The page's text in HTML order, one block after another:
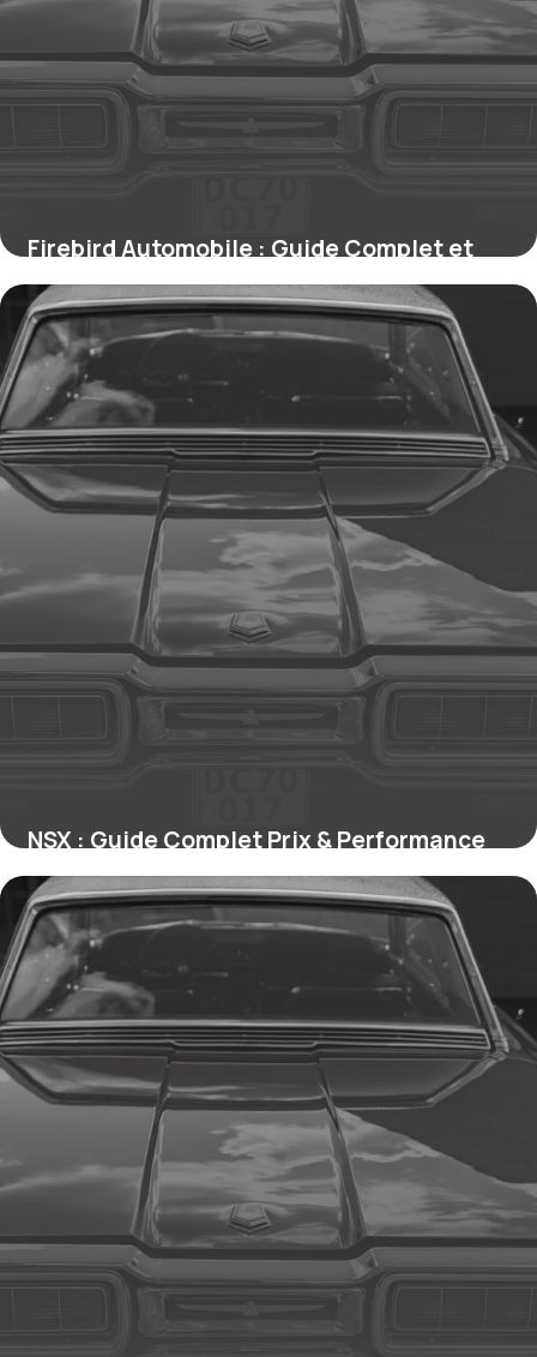
Firebird Automobile : Guide Complet et
Prix
25 mai 2026
NSX : Guide Complet Prix & Performance
24 mai 2026